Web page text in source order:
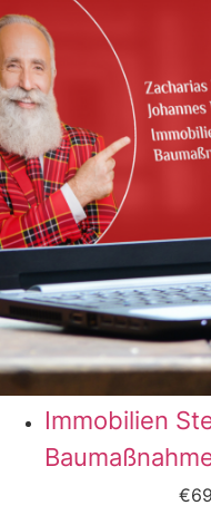
Immobilien